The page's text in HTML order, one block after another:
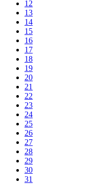
12
13
14
15
16
17
18
19
20
21
22
23
24
25
26
27
28
29
30
31